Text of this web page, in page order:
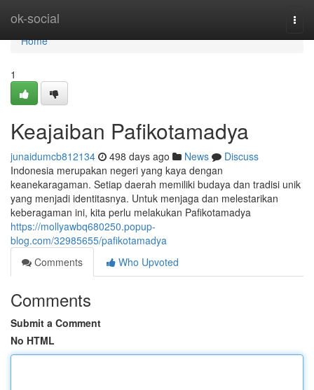
ok-social
Home
Home
1
Keajaiban Pafikotamadya
junaidumcb812134 498 days ago News
Discuss
Indonesia merupakan negeri yang kaya dengan
keanekaragaman. Setiap daerah memiliki budaya dan tradisi unik
yang menjadi identitasnya. Untuk menjaga dan melestarikan
keberagaman ini, kita perlu melakukan Pafikotamadya
https://mollyawbq680250.popup-
blog.com/32985655/pafikotamadya
Comments
Who Upvoted
Comments
Submit a Comment
No HTML